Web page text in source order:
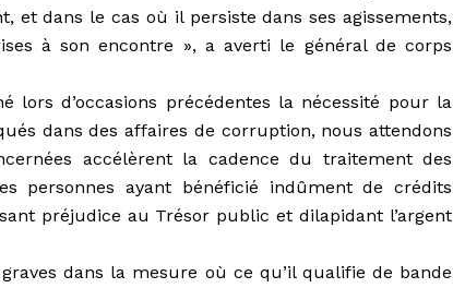
et dans le cas où il persiste dans ses agissements,
à son encontre », a averti le général de corps
lors d’occasions précédentes la nécessité pour la
dans des affaires de corruption, nous attendons
accélèrent la cadence du traitement des
personnes ayant bénéficié indûment de crédits
préjudice au Trésor public et dilapidant l’argent
dans la mesure où ce qu’il qualifie de bande